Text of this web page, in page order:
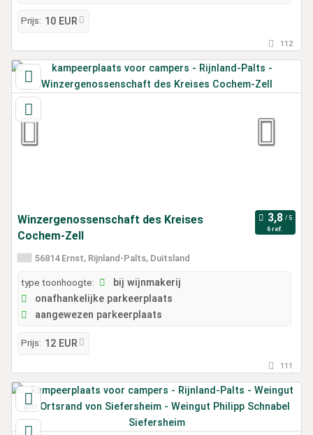
Prijs: 10 EUR
112
Winzergenossenschaft des Kreises
Cochem-Zell
6 ref.
56814 Ernst, Rijnland-Palts, Duitsland
type toonhoogte:
bij wijnmakerij
onafhankelijke parkeerplaats
aangewezen parkeerplaats
Prijs: 12 EUR
111